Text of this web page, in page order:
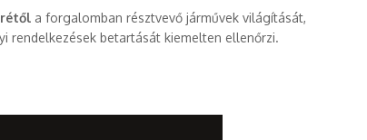
a forgalomban résztvevő járművek világítását,
rendelkezések betartását kiemelten ellenőrzi.